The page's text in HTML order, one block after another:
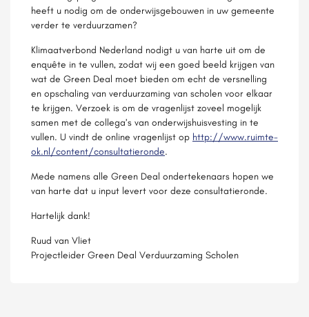
heeft u nodig om de onderwijsgebouwen in uw gemeente
verder te verduurzamen?
Klimaatverbond Nederland nodigt u van harte uit om de
enquête in te vullen, zodat wij een goed beeld krijgen van
wat de Green Deal moet bieden om echt de versnelling
en opschaling van verduurzaming van scholen voor elkaar
te krijgen. Verzoek is om de vragenlijst zoveel mogelijk
samen met de collega’s van onderwijshuisvesting in te
vullen. U vindt de online vragenlijst op http://www.ruimte-
ok.nl/content/consultatieronde.
Mede namens alle Green Deal ondertekenaars hopen we
van harte dat u input levert voor deze consultatieronde.
Hartelijk dank!
Ruud van Vliet
Projectleider Green Deal Verduurzaming Scholen